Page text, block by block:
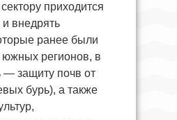
приходится
и внедрять
ранее были
регионов, в
— защиту почв от
бурь), а также